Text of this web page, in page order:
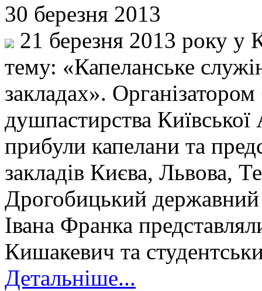
30 березня 2013
21 березня 2013 року у
тему: «Капеланське
закладах».
душпастирства
прибули капелани та
закладів Києва, Львова,
Дрогобицький державний
Івана Франка
Кишакевич та
Детальніше...